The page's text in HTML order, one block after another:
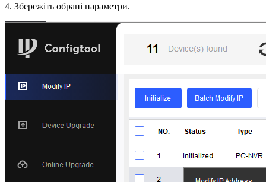
4. Збережіть обрані параметри.